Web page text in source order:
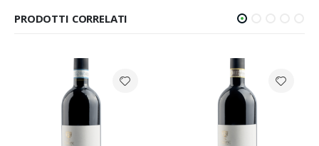
PRODOTTI CORRELATI